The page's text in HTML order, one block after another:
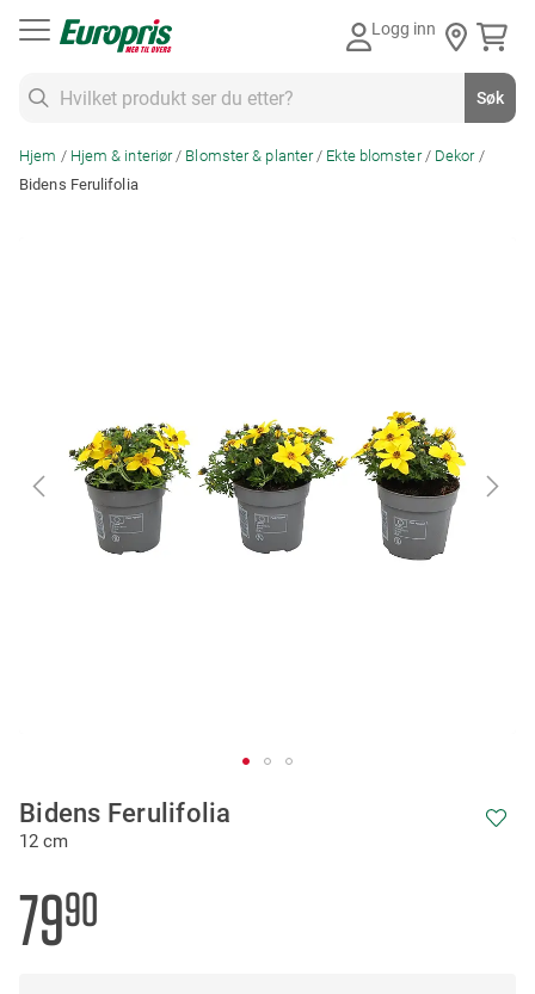
Logg inn
Søk
Hjem Hjem & interiør Blomster & planter Ekte blomster
Dekor
Bidens Ferulifolia
Bidens Ferulifolia
12 cm
7990
to
the
of
the
images